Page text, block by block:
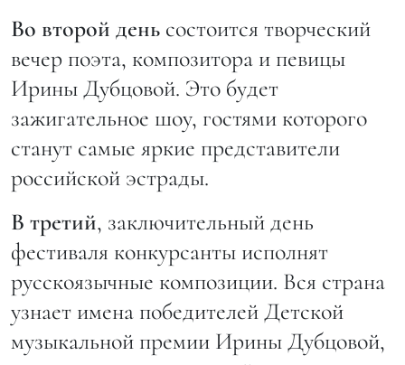
Во второй день состоится творческий
вечер поэта, композитора и певицы
Ирины Дубцовой. Это будет
зажигательное шоу, гостями которого
станут самые яркие представители
российской эстрады.
В третий, заключительный день
фестиваля конкурсанты исполнят
русскоязычные композиции. Вся страна
узнает имена победителей Детской
музыкальной премии Ирины Дубцовой,